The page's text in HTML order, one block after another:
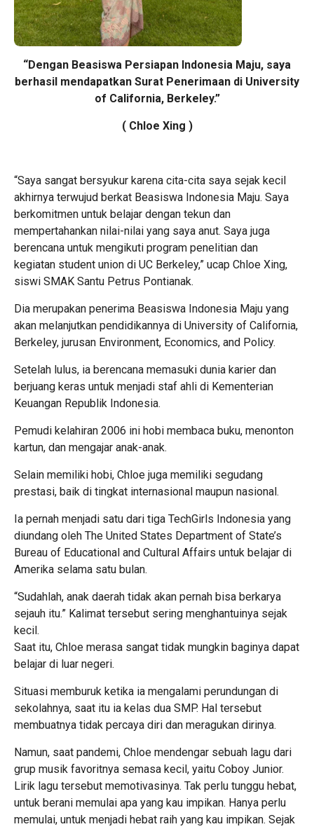
“Dengan Beasiswa Persiapan Indonesia Maju, saya
berhasil mendapatkan Surat Penerimaan di University
of California, Berkeley.”
( Chloe Xing )
“Saya sangat bersyukur karena cita-cita saya sejak kecil
akhirnya terwujud berkat Beasiswa Indonesia Maju. Saya
berkomitmen untuk belajar dengan tekun dan
mempertahankan nilai-nilai yang saya anut. Saya juga
berencana untuk mengikuti program penelitian dan
kegiatan student union di UC Berkeley,” ucap Chloe Xing,
siswi SMAK Santu Petrus Pontianak.
Dia merupakan penerima Beasiswa Indonesia Maju yang
akan melanjutkan pendidikannya di University of California,
Berkeley, jurusan Environment, Economics, and Policy.
Setelah lulus, ia berencana memasuki dunia karier dan
berjuang keras untuk menjadi staf ahli di Kementerian
Keuangan Republik Indonesia.
Pemudi kelahiran 2006 ini hobi membaca buku, menonton
kartun, dan mengajar anak-anak.
Selain memiliki hobi, Chloe juga memiliki segudang
prestasi, baik di tingkat internasional maupun nasional.
Ia pernah menjadi satu dari tiga TechGirls Indonesia yang
diundang oleh The United States Department of State’s
Bureau of Educational and Cultural Affairs untuk belajar di
Amerika selama satu bulan.
“Sudahlah, anak daerah tidak akan pernah bisa berkarya
sejauh itu.” Kalimat tersebut sering menghantuinya sejak
kecil.
Saat itu, Chloe merasa sangat tidak mungkin baginya dapat
belajar di luar negeri.
Situasi memburuk ketika ia mengalami perundungan di
sekolahnya, saat itu ia kelas dua SMP. Hal tersebut
membuatnya tidak percaya diri dan meragukan dirinya.
Namun, saat pandemi, Chloe mendengar sebuah lagu dari
grup musik favoritnya semasa kecil, yaitu Coboy Junior.
Lirik lagu tersebut memotivasinya. Tak perlu tunggu hebat,
untuk berani memulai apa yang kau impikan. Hanya perlu
memulai, untuk menjadi hebat raih yang kau impikan. Sejak